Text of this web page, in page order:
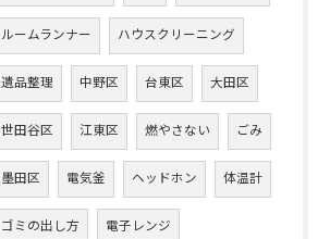
ルームランナー ハウスクリーニング
遺品整理 中野区 台東区 大田区
世田谷区 江東区 燃やさない ごみ
墨田区 電気釜 ヘッドホン 体温計
ゴミの出し方 電子レンジ